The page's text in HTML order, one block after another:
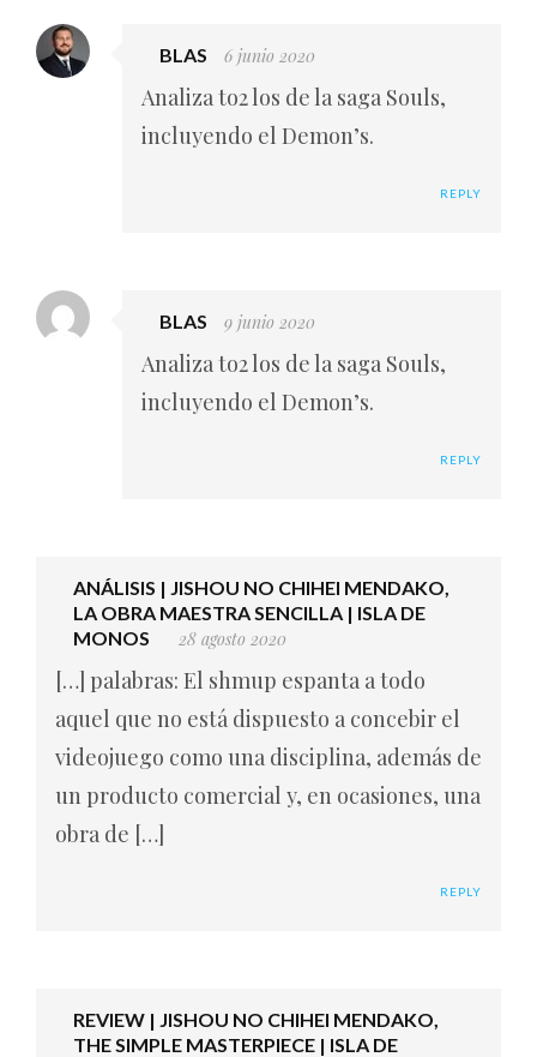
BLAS 6 junio 2020
Analiza to2 los de la saga Souls,
incluyendo el Demon’s.
REPLY
BLAS 9 junio 2020
Analiza to2 los de la saga Souls,
incluyendo el Demon’s.
REPLY
ANÁLISIS | JISHOU NO CHIHEI MENDAKO,
LA OBRA MAESTRA SENCILLA | ISLA DE
MONOS
28 agosto 2020
[…] palabras: El shmup espanta a todo
aquel que no está dispuesto a concebir el
videojuego como una disciplina, además de
un producto comercial y, en ocasiones, una
obra de […]
REPLY
REVIEW | JISHOU NO CHIHEI MENDAKO,
THE SIMPLE MASTERPIECE | ISLA DE